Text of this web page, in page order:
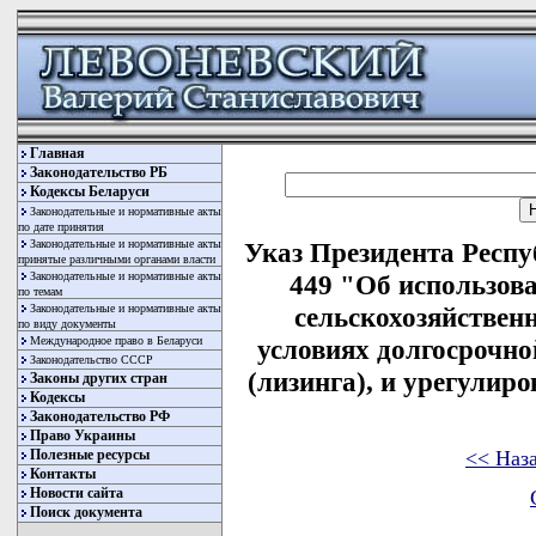
Главная
Законодательство РБ
Кодексы Беларуси
Законодательные и нормативные акты
по дате принятия
Законодательные и нормативные акты
принятые различными органами власти
Законодательные и нормативные акты
по темам
Законодательные и нормативные акты
по виду документы
Международное право в Беларуси
Законодательство СССР
Законы других стран
Кодексы
Законодательство РФ
Право Украины
Полезные ресурсы
Контакты
Новости сайта
Поиск документа
Указ Президента
449 "Об
условиях
(лизинга), и
<<